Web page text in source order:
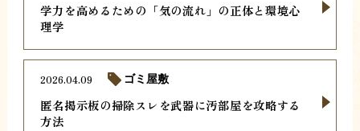
学力を高めるための「気の流れ」の正体と環境心
理学
匿名掲示板の掃除スレを武器に汚部屋を攻略する
方法
2026.04.09 ゴミ屋敷